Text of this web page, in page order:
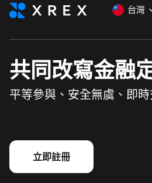
台灣
共同改寫金融
平等參與、安全無虞、即時
立即註冊